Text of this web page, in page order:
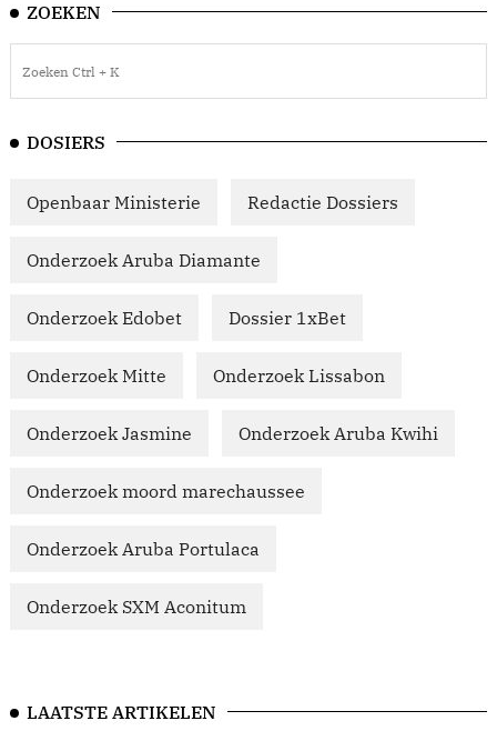
ZOEKEN
DOSIERS
Openbaar Ministerie Redactie Dossiers
Onderzoek Aruba Diamante
Onderzoek Edobet Dossier 1xBet
Onderzoek Mitte Onderzoek Lissabon
Onderzoek Jasmine Onderzoek Aruba Kwihi
Onderzoek moord marechaussee
Onderzoek Aruba Portulaca
Onderzoek SXM Aconitum
LAATSTE ARTIKELEN